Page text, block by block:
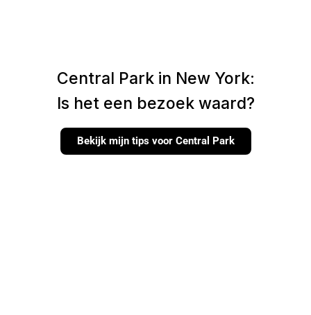
Central Park in New York:
Is het een bezoek waard?
Bekijk mijn tips voor Central Park